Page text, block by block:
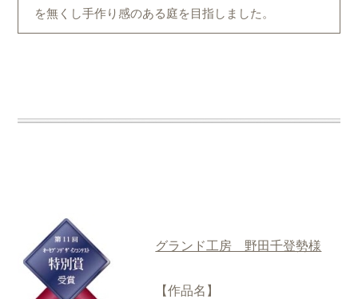
を無くし手作り感のある庭を目指しました。
グランド工房 野田千登勢様
【作品名】